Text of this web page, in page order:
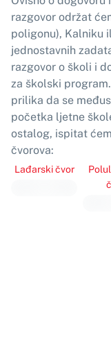
razgovor održat
poligonu), Kalniku
jednostavnih
razgovor o školi i
za školski
prilika da se
početka ljetne
ostalog, ispitat
čvorova:
Lađarski čvor